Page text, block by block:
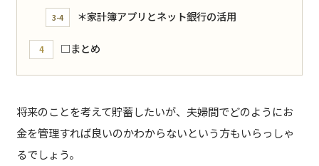
3-4 ＊家計簿アプリとネット銀行の活用
4 □まとめ
将来のことを考えて貯蓄したいが、夫婦間でどのようにお
金を管理すれば良いのかわからないという方もいらっしゃ
るでしょう。